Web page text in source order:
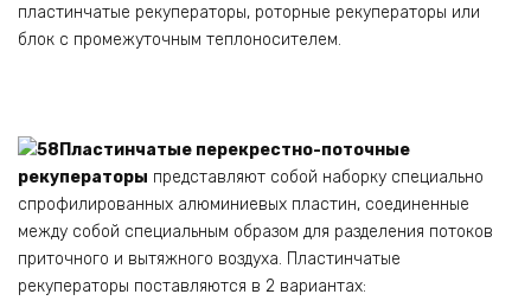
пластинчатые рекуператоры, роторные рекуператоры или
блок с промежуточным теплоносителем.
Пластинчатые перекрестно-поточные
рекуператоры представляют собой наборку специально
спрофилированных алюминиевых пластин, соединенные
между собой специальным образом для разделения потоков
приточного и вытяжного воздуха. Пластинчатые
рекуператоры поставляются в 2 вариантах: